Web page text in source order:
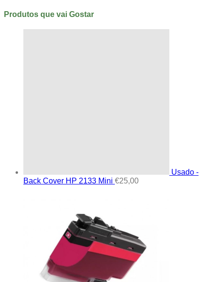
Produtos que vai Gostar
Usado -
Back Cover HP 2133 Mini €25,00